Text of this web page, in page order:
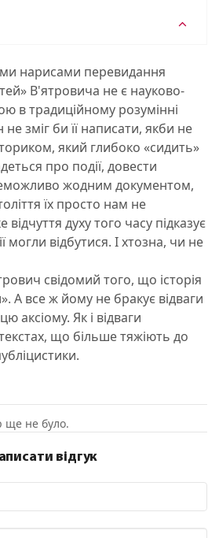
нарисами перевидання
В'ятровича не є науково-
в традиційному розумінні
зміг би її написати, якби не
який глибоко «сидить»
про події, довести
жодним документом,
їх просто нам не
духу того часу підказує
могли відбутися. І хтозна, чи не
свідомий того, що історія
А все ж йому не бракує відваги
аксіому. Як і відваги
що більше тяжіють до
ще не було.
відгук